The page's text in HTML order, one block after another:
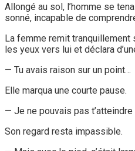
Allongé au sol, l’homme se
sonné, incapable de
La femme remit tranquillement
les yeux vers lui et déclara
— Tu avais raison sur un point…
Elle marqua une courte pause.
— Je ne pouvais pas t’atteindre
Son regard resta impassible.